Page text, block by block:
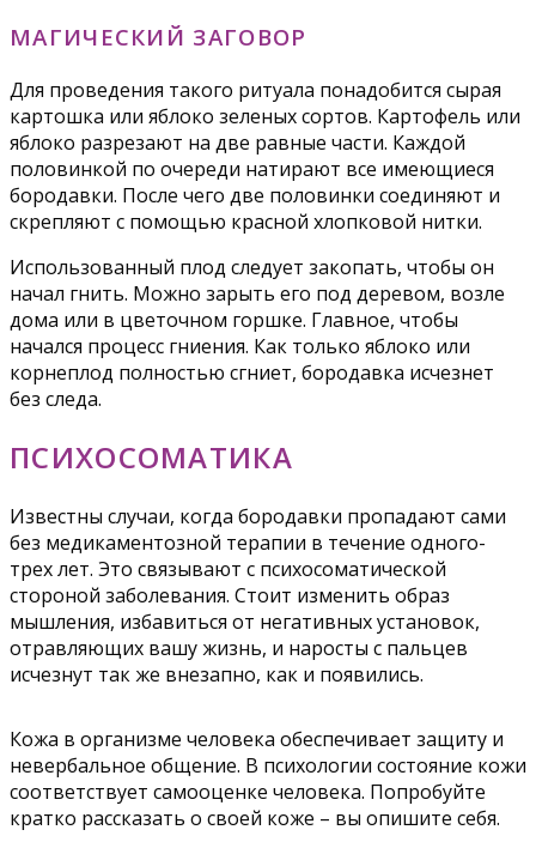
МАГИЧЕСКИЙ ЗАГОВОР
Для проведения такого ритуала понадобится сырая
картошка или яблоко зеленых сортов. Картофель или
яблоко разрезают на две равные части. Каждой
половинкой по очереди натирают все имеющиеся
бородавки. После чего две половинки соединяют и
скрепляют с помощью красной хлопковой нитки.
Использованный плод следует закопать, чтобы он
начал гнить. Можно зарыть его под деревом, возле
дома или в цветочном горшке. Главное, чтобы
начался процесс гниения. Как только яблоко или
корнеплод полностью сгниет, бородавка исчезнет
без следа.
ПСИХОСОМАТИКА
Известны случаи, когда бородавки пропадают сами
без медикаментозной терапии в течение одного-
трех лет. Это связывают с психосоматической
стороной заболевания. Стоит изменить образ
мышления, избавиться от негативных установок,
отравляющих вашу жизнь, и наросты с пальцев
исчезнут так же внезапно, как и появились.
Кожа в организме человека обеспечивает защиту и
невербальное общение. В психологии состояние кожи
соответствует самооценке человека. Попробуйте
кратко рассказать о своей коже – вы опишите себя.